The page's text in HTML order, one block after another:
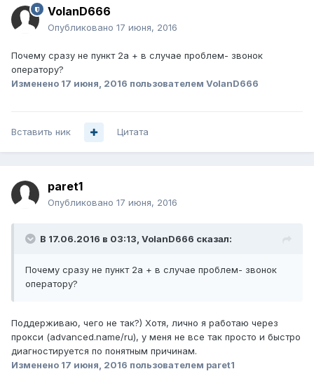
VolanD666
Опубликовано 17 июня, 2016
Почему сразу не пункт 2а + в случае проблем- звонок
оператору?
Изменено 17 июня, 2016 пользователем VolanD666
Вставить ник Цитата
paret1
Опубликовано 17 июня, 2016
В 17.06.2016 в 03:13, VolanD666 сказал:
Почему сразу не пункт 2а + в случае проблем- звонок
оператору?
Поддерживаю, чего не так?) Хотя, лично я работаю через
прокси (advanced.name/ru), у меня не все так просто и быстро
диагностируется по понятным причинам.
Изменено 17 июня, 2016 пользователем paret1